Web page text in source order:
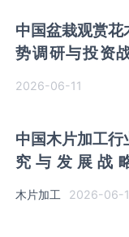
中国盆栽观赏
势调研与投资
2026-06-11
中国木片加工
究与发展战
（2026-2033年
木片加工 2026-06-